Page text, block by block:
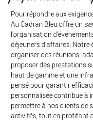
Pour répondre aux
Au Cadran Bleu offre un
l'organisation
déjeuners d'affaires. Notre
organiser des réunions,
proposer des prestations
haut de gamme et une
pensé pour garantir
personnalisée contribue à
permettre à nos clients de
activités, tout en profitant